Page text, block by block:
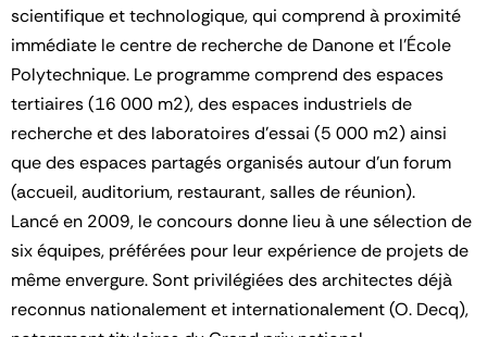
scientifique et technologique, qui comprend à proximité
immédiate le centre de recherche de Danone et l’École
Polytechnique. Le programme comprend des espaces
tertiaires (16 000 m2), des espaces industriels de
recherche et des laboratoires d’essai (5 000 m2) ainsi
que des espaces partagés organisés autour d’un forum
(accueil, auditorium, restaurant, salles de réunion).
Lancé en 2009, le concours donne lieu à une sélection de
six équipes, préférées pour leur expérience de projets de
même envergure. Sont privilégiées des architectes déjà
reconnus nationalement et internationalement (O. Decq),